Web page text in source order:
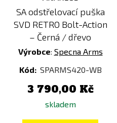
SA odstřelovací puška
SVD RETRO Bolt-Action
– Černá / dřevo
Výrobce: Specna Arms
Kód: SPARMS420-WB
3 790,00 Kč
skladem